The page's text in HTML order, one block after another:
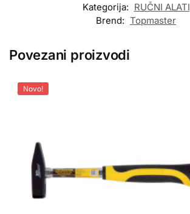
Kategorija: RUČNI ALATI
Brend: Topmaster
Povezani proizvodi
Novo!